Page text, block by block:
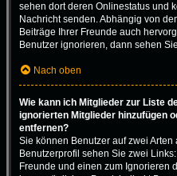
sehen dort deren Onlinestatus und
Nachricht senden. Abhängig von
Beiträge Ihrer Freunde auch
Benutzer ignorieren, dann sehen
Nach oben
Wie kann ich Mitglieder zur Liste
ignorierten Mitglieder hinzufügen
entfernen?
Sie können Benutzer auf zwei
Benutzerprofil sehen Sie zwei
Freunde und einen zum Ignorieren